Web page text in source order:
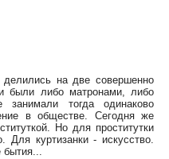
на две совершенно
были либо матронами, либо
тогда одинаково
в обществе. Сегодня же
Но для проститутки
куртизанки - искусство.
бытия...